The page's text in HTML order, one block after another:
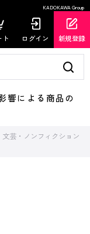
KADOKAWA Group
ト ログイン 新規登録
による商品の
文芸・ノンフィクション